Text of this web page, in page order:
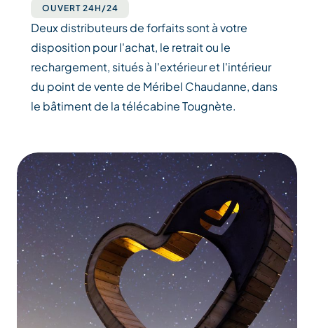
OUVERT 24H/24
Deux distributeurs de forfaits sont à votre
disposition pour l'achat, le retrait ou le
rechargement, situés à l'extérieur et l'intérieur
du point de vente de Méribel Chaudanne, dans
le bâtiment de la télécabine Tougnète.